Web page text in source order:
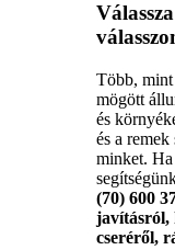
Több, mint
mögött
és
és a remek
minket. Ha
(70) 600
javításról,
cseréről,